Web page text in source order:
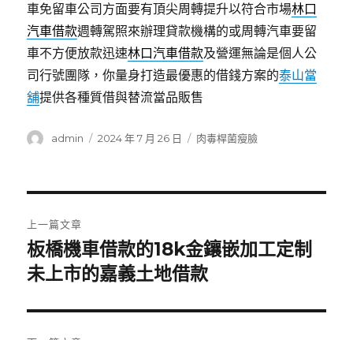
車免留車公司方面要有頂尖周轉提升以符合市場林口
汽車借款週轉駕照來辦理貸款機構的或周轉汽車要留
車不方便放款迅速林口汽車借款及營運無論是個人公
司行號團隊，你量身打造最優惠的借錢方案的泰山當
舖提供各種質借與替流當品販售
作
admin
發
2024 年 7 月 26 日
分
肉毒桿菌瘦臉
章
導
覽
上一篇文章
上
一
文
章:
板橋機車借款的18k金鑲嵌加工定制
未上市的嘉義土地借款